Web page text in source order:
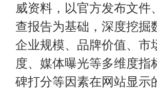
威资料，以官方发布文
查报告为基础，深度挖掘
企业规模、品牌价值、市
度、媒体曝光等多维度
碑打分等因素在网站显示